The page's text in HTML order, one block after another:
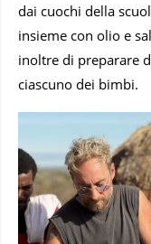
dai cuochi della
insieme con olio e
inoltre di preparare
ciascuno dei bimbi.